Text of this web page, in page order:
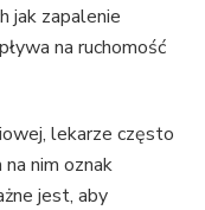
jak zapalenie
na ruchomość
lekarze często
nim oznak
jest, aby